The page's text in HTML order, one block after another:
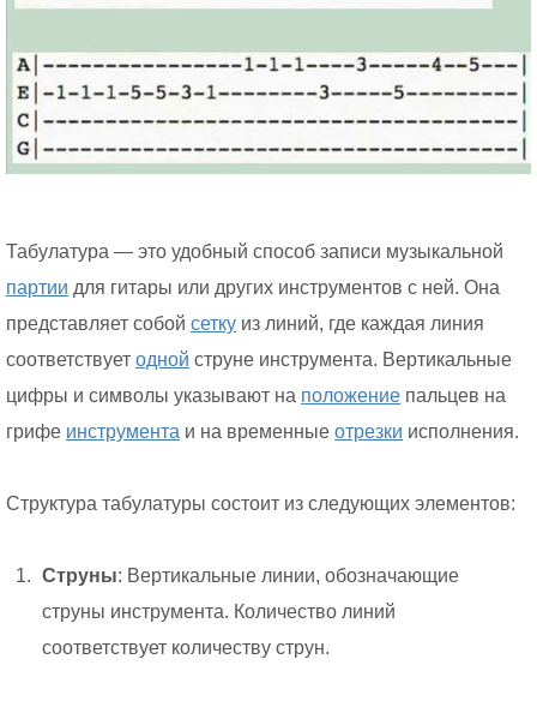
Табулатура — это удобный способ записи музыкальной
партии для гитары или других инструментов с ней. Она
представляет собой сетку из линий, где каждая линия
соответствует одной струне инструмента. Вертикальные
цифры и символы указывают на положение пальцев на
грифе инструмента и на временные отрезки исполнения.
Структура табулатуры состоит из следующих элементов:
Струны: Вертикальные линии, обозначающие
струны инструмента. Количество линий
соответствует количеству струн.